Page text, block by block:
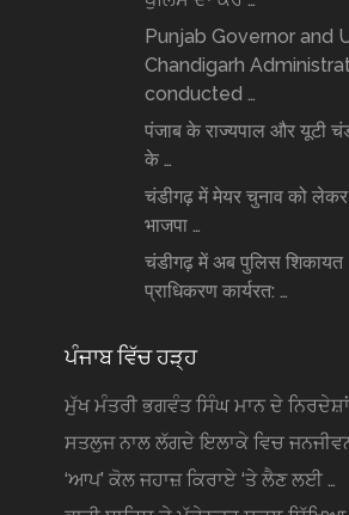
Punjab Governor and
Chandigarh
conducted …
पंजाब के राज्यपाल और यूटी
के …
चंडीगढ़ में मेयर चुनाव को लेकर
भाजपा …
चंडीगढ़ में अब पुलिस शिकायत
प्राधिकरण कार्यरत: …
ਪੰਜਾਬ ਵਿੱਚ ਹੜ੍ਹ
ਮੁੱਖ ਮੰਤਰੀ ਭਗਵੰਤ ਸਿੰਘ ਮਾਨ ਦੇ
ਸਤਲੁਜ ਨਾਲ ਲੱਗਦੇ ਇਲਾਕੇ ਵਿਚ
‘ਆਪ’ ਕੋਲ ਜਹਾਜ਼ ਕਿਰਾਏ ‘ਤੇ ਲੈਣ ਲਈ …